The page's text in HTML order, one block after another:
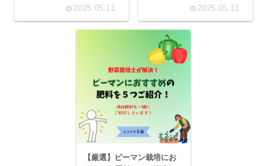
2025.05.11 2025.05.11
【厳選】ピーマン栽培にお